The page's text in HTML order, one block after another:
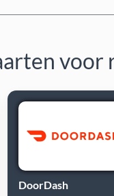
voor
DoorDash